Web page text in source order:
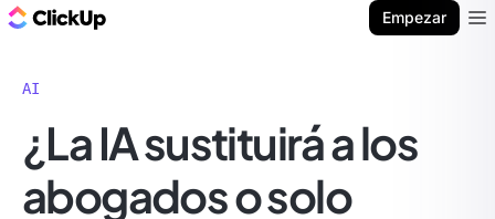
Empezar
AI
¿La IA sustituirá a los
abogados o solo